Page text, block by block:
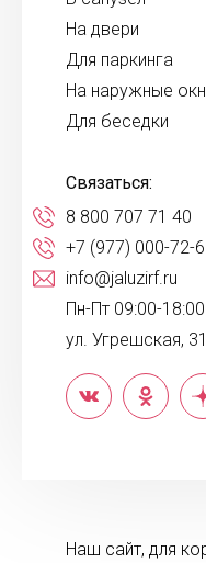
На двери
Для паркинга
На наружные
Для беседки
Связаться:
8 800 707 71 40
+7 (977) 000-72-
info@jaluzirf.ru
Пн-Пт 09:00-18:00
ул. Угрешская, 31
Наш сайт, для